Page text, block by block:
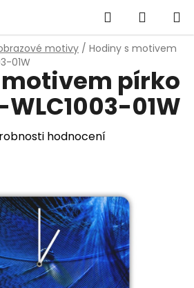
Hledat
KOŠÍK
motivy / Hodiny s motivem
01W
pírko
01W
hodnocení